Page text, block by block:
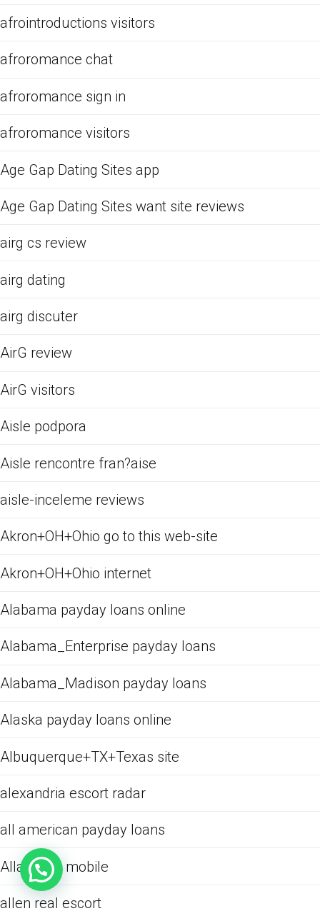
afrointroductions visitors
afroromance chat
afroromance sign in
afroromance visitors
Age Gap Dating Sites app
Age Gap Dating Sites want site reviews
airg cs review
airg dating
airg discuter
AirG review
AirG visitors
Aisle podpora
Aisle rencontre fran?aise
aisle-inceleme reviews
Akron+OH+Ohio go to this web-site
Akron+OH+Ohio internet
Alabama payday loans online
Alabama_Enterprise payday loans
Alabama_Madison payday loans
Alaska payday loans online
Albuquerque+TX+Texas site
alexandria escort radar
all american payday loans
Allacciare mobile
allen real escort